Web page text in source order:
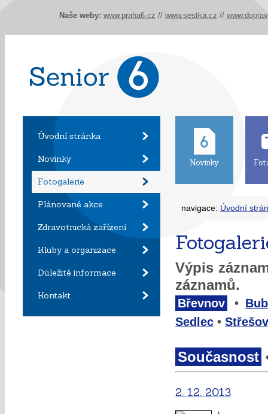
Úvodní stránka
Novinky
Fotogalerie
Plánované akce
Zdravotnická zařízení
Kluby a organizace
Důležité informace
Kontakt
Novinky
navigace: Úvodní
Výpis
záznamů.
Břevnov •
Sedlec •
Současnost
2. 12. 2013
Naše weby: www.praha6.cz // www.sestka.cz //